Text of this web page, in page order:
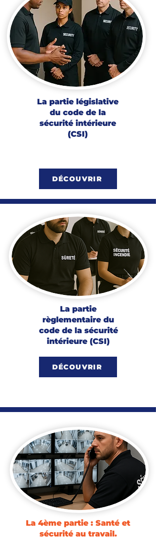
La partie législative
du code de la
sécurité intérieure
(CSI)
DÉCOUVRIR
La partie
règlementaire du
code de la sécurité
intérieure (CSI)
DÉCOUVRIR
La 4ème partie : Santé et
sécurité au travail.